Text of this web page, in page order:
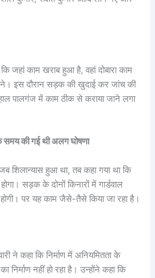
जहां काम खराब हुआ है, वहां दोबारा काम
इस दौरान सड़क की खुदाई कर जांच की
पालगंज में काम ठीक से कराया जाने लगा
समय की गई थी अलग घोषणा
शिलान्यास हुआ था, तब कहा गया था कि
सड़क के दोनों किनारों में गार्डवाल
होगी। पर यह काम जैसे-तैसे किया जा रहा है।
ने कहा कि निर्माण में अनियमितता के
निर्माण नहीं हो रहा है। उन्होंने कहा कि